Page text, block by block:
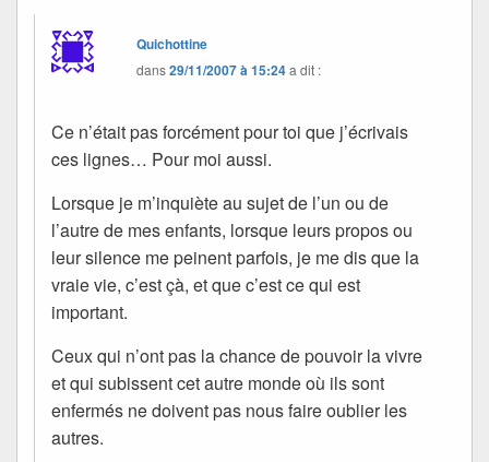
Quichottine
dans29/11/2007 à 15:24a dit :
Ce n’était pas forcément pour toi que j’écrivais
ces lignes… Pour moi aussi.
Lorsque je m’inquiète au sujet de l’un ou de
l’autre de mes enfants, lorsque leurs propos ou
leur silence me peinent parfois, je me dis que la
vraie vie, c’est çà, et que c’est ce qui est
important.
Ceux qui n’ont pas la chance de pouvoir la vivre
et qui subissent cet autre monde où ils sont
enfermés ne doivent pas nous faire oublier les
autres.